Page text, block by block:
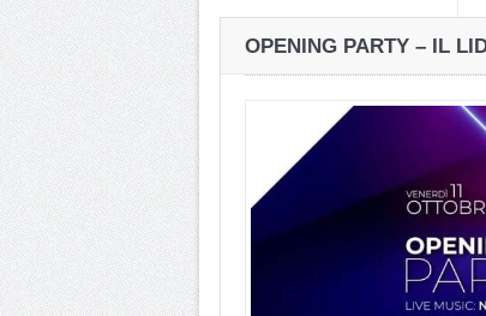
OPENING PARTY – IL